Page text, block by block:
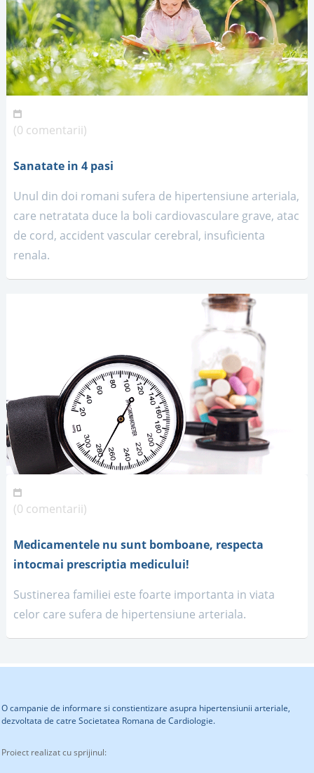
(0 comentarii)
Sanatate in 4 pasi
Unul din doi romani sufera de hipertensiune arteriala,
care netratata duce la boli cardiovasculare grave, atac
de cord, accident vascular cerebral, insuficienta
renala.
(0 comentarii)
Medicamentele nu sunt bomboane, respecta
intocmai prescriptia medicului!
Sustinerea familiei este foarte importanta in viata
celor care sufera de hipertensiune arteriala.
O campanie de informare si constientizare asupra hipertensiunii arteriale,
dezvoltata de catre Societatea Romana de Cardiologie.
Proiect realizat cu sprijinul: